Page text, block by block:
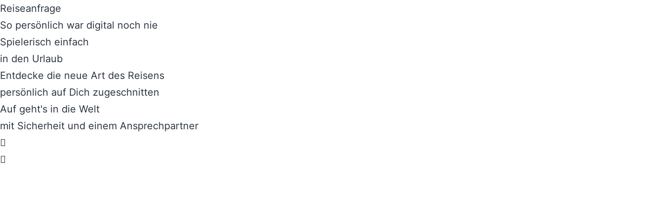
Reiseanfrage
So persönlich war digital noch nie
Spielerisch einfach
in den Urlaub
Entdecke die neue Art des Reisens
persönlich auf Dich zugeschnitten
Auf geht's in die Welt
mit Sicherheit und einem Ansprechpartner